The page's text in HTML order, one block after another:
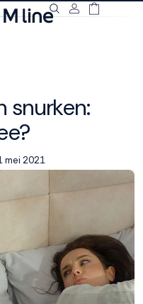
snurken:
mei 2021